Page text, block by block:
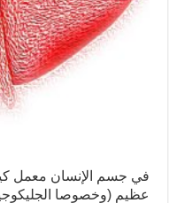
في جسم الإنسان معمل
عظيم (وخصوصا